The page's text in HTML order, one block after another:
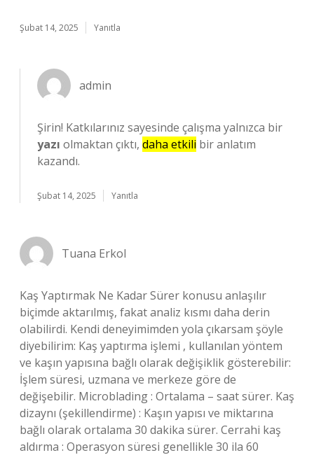
Şubat 14, 2025 Yanıtla
admin
Şirin! Katkılarınız sayesinde çalışma yalnızca bir
yazı olmaktan çıktı, daha etkili bir anlatım
kazandı.
Şubat 14, 2025 Yanıtla
Tuana Erkol
Kaş Yaptırmak Ne Kadar Sürer konusu anlaşılır
biçimde aktarılmış, fakat analiz kısmı daha derin
olabilirdi. Kendi deneyimimden yola çıkarsam şöyle
diyebilirim: Kaş yaptırma işlemi , kullanılan yöntem
ve kaşın yapısına bağlı olarak değişiklik gösterebilir:
İşlem süresi, uzmana ve merkeze göre de
değişebilir. Microblading : Ortalama – saat sürer. Kaş
dizaynı (şekillendirme) : Kaşın yapısı ve miktarına
bağlı olarak ortalama 30 dakika sürer. Cerrahi kaş
aldırma : Operasyon süresi genellikle 30 ila 60